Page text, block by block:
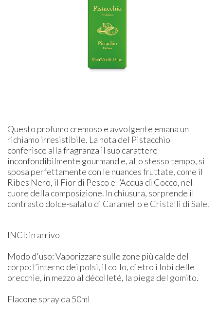
Questo profumo cremoso e avvolgente emana un
richiamo irresistibile. La nota del Pistacchio
conferisce alla fragranza il suo carattere
inconfondibilmente gourmand e, allo stesso tempo, si
sposa perfettamente con le nuances fruttate, come il
Ribes Nero, il Fior di Pesco e l’Acqua di Cocco, nel
cuore della composizione. In chiusura, sorprende il
contrasto dolce-salato di Caramello e Cristalli di Sale.
INCI: in arrivo
Modo d'uso: Vaporizzare sulle zone più calde del
corpo: l’interno dei polsi, il collo, dietro i lobi delle
orecchie, in mezzo al décolleté, la piega del gomito.
Flacone spray da 50ml